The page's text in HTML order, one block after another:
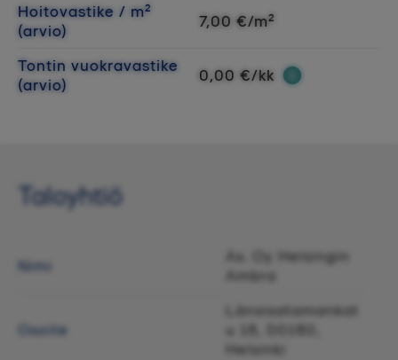
Hoitovastike / m²
(arvio)
7,00 €/m²
Tontin vuokravastike
(arvio)
0,00 €/kk
Taloyhtiö
Nimi
As. Oy Helsingin
Ambra
Osoite
Länsisatamankat
u 18, 00180,
Helsinki